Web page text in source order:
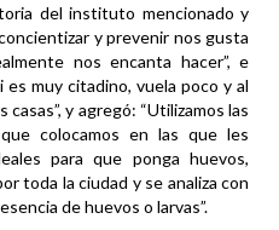
del instituto mencionado y
y prevenir nos gusta
nos encanta hacer”, e
muy citadino, vuela poco y al
y agregó: “Utilizamos las
colocamos en las que les
para que ponga huevos,
toda la ciudad y se analiza con
de huevos o larvas”.